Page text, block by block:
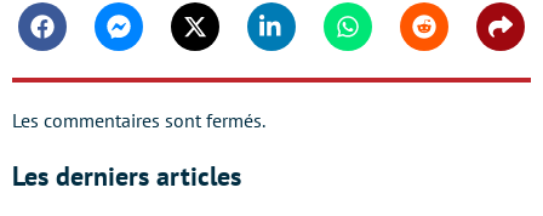
FacebookMessengerTwitter Linkedin WhatsappReddit
Les commentaires sont fermés.
Les derniers articles